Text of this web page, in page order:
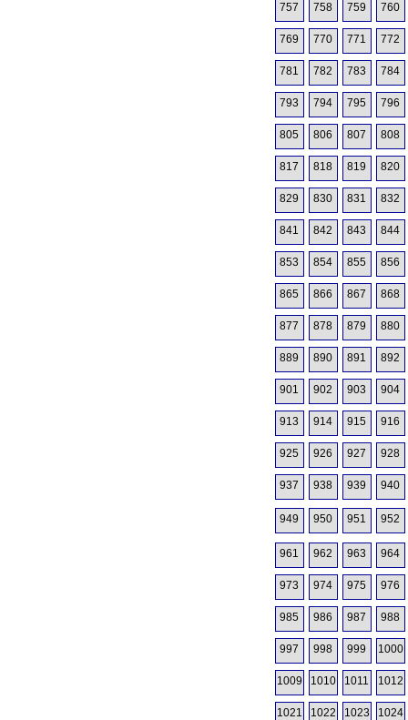
757 758 759 760
769 770 771 772
781 782 783 784
793 794 795 796
805 806 807 808
817 818 819 820
829 830 831 832
841 842 843 844
853 854 855 856
865 866 867 868
877 878 879 880
889 890 891 892
901 902 903 904
913 914 915 916
925 926 927 928
937 938 939 940
949 950 951 952
961 962 963 964
973 974 975 976
985 986 987 988
997 998 999 1000
1009 1010 1011 1012
1021 1022 1023 1024